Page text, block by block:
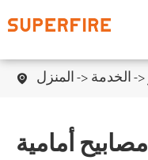
 المنزل الخدمة
مصابيح أمامية SUPERFIRE HL65